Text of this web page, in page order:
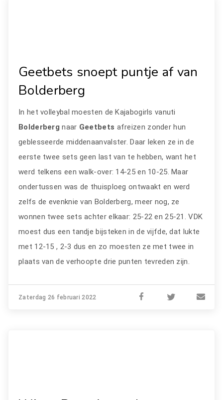
Geetbets snoept puntje af van
Bolderberg
In het volleybal moesten de Kajabogirls vanuti
Bolderbergnaar Geetbets afreizen zonder hun
geblesseerde middenaanvalster. Daar leken ze in de
eerste twee sets geen last van te hebben, want het
werd telkens een walk-over: 14-25 en 10-25. Maar
ondertussen was de thuisploeg ontwaakt en werd
zelfs de evenknie van Bolderberg, meer nog, ze
wonnen twee sets achter elkaar: 25-22 en 25-21. VDK
moest dus een tandje bijsteken in de vijfde, dat lukte
met 12-15 , 2-3 dus en zo moesten ze met twee in
plaats van de verhoopte drie punten tevreden zijn.
Zaterdag 26 februari 2022